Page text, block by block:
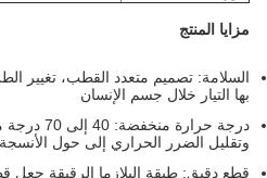
مزايا المنتج
السلامة: تصميم متعدد القطب، تغيير
بها التيار خلال جسم الإنسان
درجة حرارة
وتقليل الضرر الحراري إلى حول الأنسجة
قطع دقيق: طبقة البلازما الرقيقة جعل